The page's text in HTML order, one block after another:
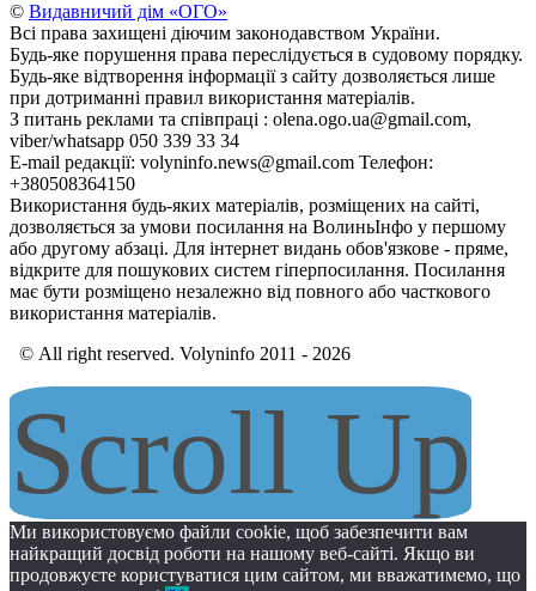
© Видавничий дім «ОГО»
Всі права захищені діючим законодавством України.
Будь-яке порушення права переслідується в судовому порядку.
Будь-яке відтворення інформації з сайту дозволяється лише
при дотриманні правил використання матеріалів.
З питань реклами та співпраці : olena.ogo.ua@gmail.com,
viber/whatsapp 050 339 33 34
E-mail редакції: volyninfo.news@gmail.com Телефон:
+380508364150
Використання будь-яких матеріалів, розміщених на сайті,
дозволяється за умови посилання на ВолиньІнфо у першому
або другому абзаці. Для інтернет видань обов'язкове - пряме,
відкрите для пошукових систем гіперпосилання. Посилання
має бути розміщено незалежно від повного або часткового
використання матеріалів.
© All right reserved. Volyninfo 2011 - 2026
Scroll Up
Ми використовуємо файли cookie, щоб забезпечити вам
найкращий досвід роботи на нашому веб-сайті. Якщо ви
продовжуєте користуватися цим сайтом, ми вважатимемо, що